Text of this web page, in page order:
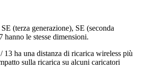
(terza generazione), SE (seconda
hanno le stesse dimensioni.
ha una distanza di ricarica wireless più
sulla ricarica su alcuni caricatori